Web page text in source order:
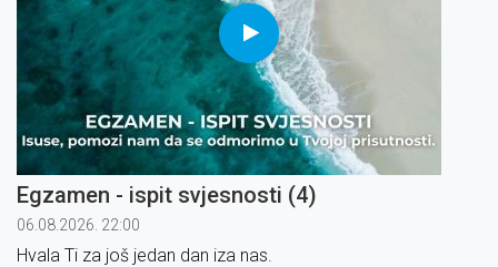
Egzamen - ispit svjesnosti (4)
06.08.2026. 22:00
Hvala Ti za još jedan dan iza nas.